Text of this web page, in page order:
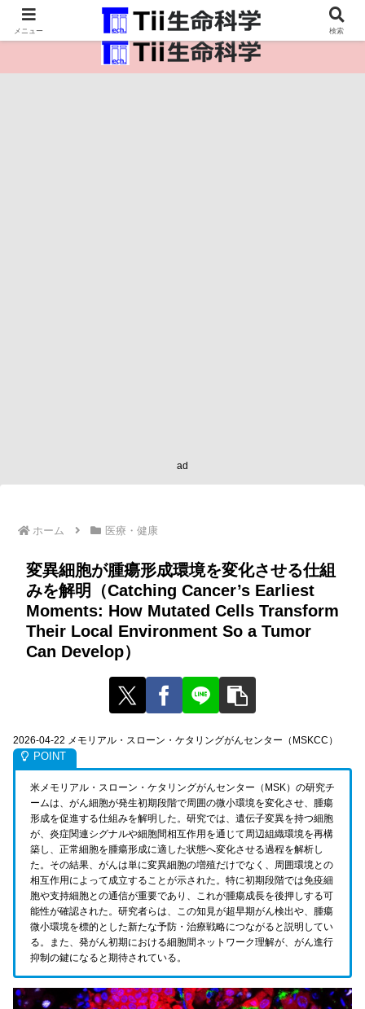
医療保健・生命・生物の情報インフラ。
ad
ホーム 医療・健康
変異細胞が腫瘍形成環境を変化させる仕組
みを解明（Catching Cancer’s Earliest
Moments: How Mutated Cells Transform
Their Local Environment So a Tumor
Can Develop）
2026-04-22 メモリアル・スローン・ケタリングがんセンター（MSKCC）
米メモリアル・スローン・ケタリングがんセンター（MSK）の研究チ
ームは、がん細胞が発生初期段階で周囲の微小環境を変化させ、腫瘍
形成を促進する仕組みを解明した。研究では、遺伝子変異を持つ細胞
が、炎症関連シグナルや細胞間相互作用を通じて周辺組織環境を再構
築し、正常細胞を腫瘍形成に適した状態へ変化させる過程を解析し
た。その結果、がんは単に変異細胞の増殖だけでなく、周囲環境との
相互作用によって成立することが示された。特に初期段階では免疫細
胞や支持細胞との通信が重要であり、これが腫瘍成長を後押しする可
能性が確認された。研究者らは、この知見が超早期がん検出や、腫瘍
微小環境を標的とした新たな予防・治療戦略につながると説明してい
る。また、発がん初期における細胞間ネットワーク理解が、がん進行
抑制の鍵になると期待されている。
メニュー 検索